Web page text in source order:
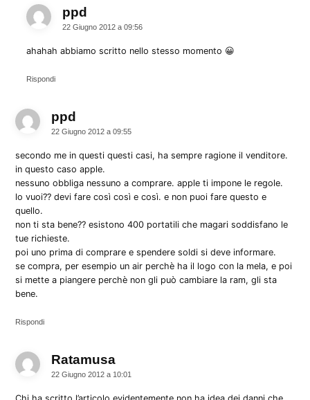
ppd
22 Giugno 2012 a 09:56
ahahah abbiamo scritto nello stesso momento 😀
Rispondi
ppd
22 Giugno 2012 a 09:55
secondo me in questi questi casi, ha sempre ragione il venditore.
in questo caso apple.
nessuno obbliga nessuno a comprare. apple ti impone le regole.
lo vuoi?? devi fare così così e così. e non puoi fare questo e
quello.
non ti sta bene?? esistono 400 portatili che magari soddisfano le
tue richieste.
poi uno prima di comprare e spendere soldi si deve informare.
se compra, per esempio un air perchè ha il logo con la mela, e poi
si mette a piangere perchè non gli può cambiare la ram, gli sta
bene.
Rispondi
Ratamusadice:
22 Giugno 2012 a 10:01